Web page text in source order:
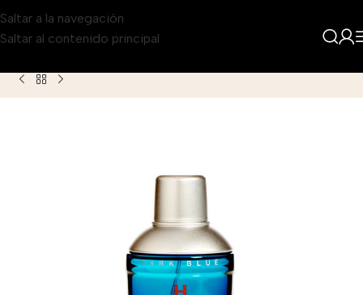
Saltar a la navegación
Saltar al contenido principal